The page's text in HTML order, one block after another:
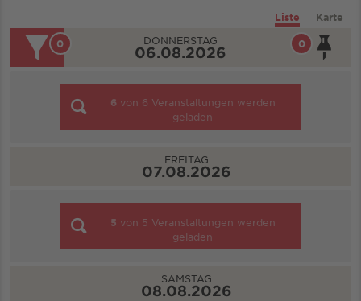
Liste Karte
0
0 DONNERSTAG
06.08.2026
6 von 6 Veranstaltungen werden
geladen
FREITAG
07.08.2026
5 von 5 Veranstaltungen werden
geladen
SAMSTAG
08.08.2026